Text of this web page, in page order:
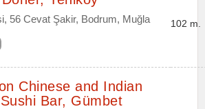
56 Cevat Şakir, Bodrum, Muğla 102 m.
Chinese and Indian
Bar, Gümbet